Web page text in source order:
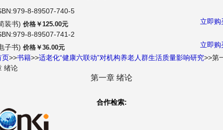
8-89507-740-5
装书) 价格￥125.00元
立即购
8-89507-741-2
子书) 价格￥36.00元
立即购
页>>书籍>>适老化“健康六联动”对机构养老人群生活质量影响研究>>第
绪论
第一章 绪论
合作检索: